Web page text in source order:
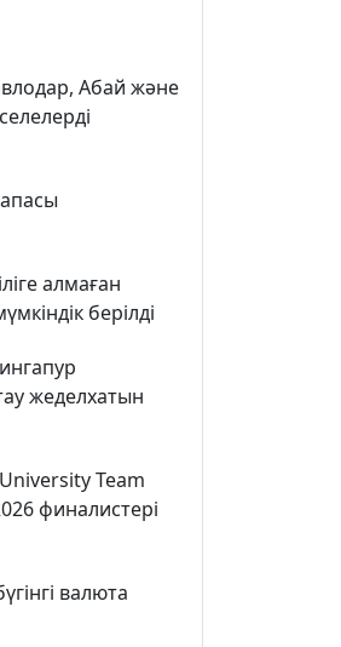
Абай және
алмаған
берілді
жеделхатын
Team
финалистері
валюта